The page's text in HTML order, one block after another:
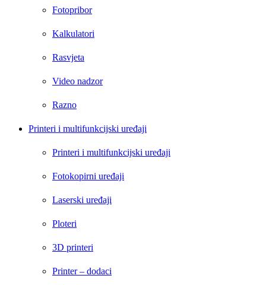
Fotopribor
Kalkulatori
Rasvjeta
Video nadzor
Razno
Printeri i multifunkcijski uređaji
Printeri i multifunkcijski uređaji
Fotokopirni uređaji
Laserski uređaji
Ploteri
3D printeri
Printer – dodaci